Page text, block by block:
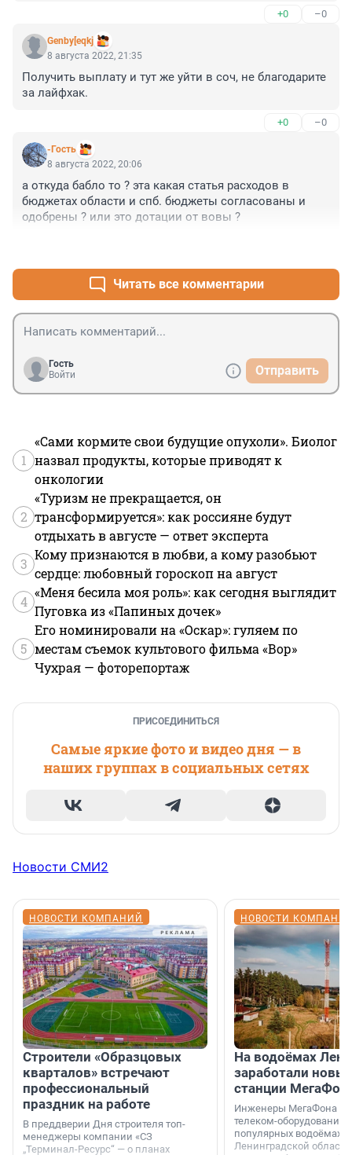
+0 –0
Genby[eqkj
8 августа 2022, 21:35
Получить выплату и тут же уйти в соч, не благодарите
за лайфхак.
+0 –0
-Гость
8 августа 2022, 20:06
а откуда бабло то ? эта какая статья расходов в
бюджетах области и спб. бюджеты согласованы и
одобрены ? или это дотации от вовы ?
Читать все комментарии
Гость
Войти
Отправить
1
«Сами кормите свои будущие опухоли». Биолог
назвал продукты, которые приводят к
онкологии
2
«Туризм не прекращается, он
трансформируется»: как россияне будут
отдыхать в августе — ответ эксперта
3
Кому признаются в любви, а кому разобьют
сердце: любовный гороскоп на август
4
«Меня бесила моя роль»: как сегодня выглядит
Пуговка из «Папиных дочек»
5
Его номинировали на «Оскар»: гуляем по
местам съемок культового фильма «Вор»
Чухрая — фоторепортаж
ПРИСОЕДИНИТЬСЯ
Самые яркие фото и видео дня — в
наших группах в социальных сетях
Новости СМИ2
НОВОСТИ КОМПАНИЙ
Строители «Образцовых
кварталов» встречают
профессиональный
праздник на работе
В преддверии Дня строителя топ-
менеджеры компании «СЗ
„Терминал-Ресурс“ — о планах
НОВОСТИ
На водоёмах
заработали
станции
Инженеры МегаФона
телеком-оборудование
популярных водоёмах
Ленинградской